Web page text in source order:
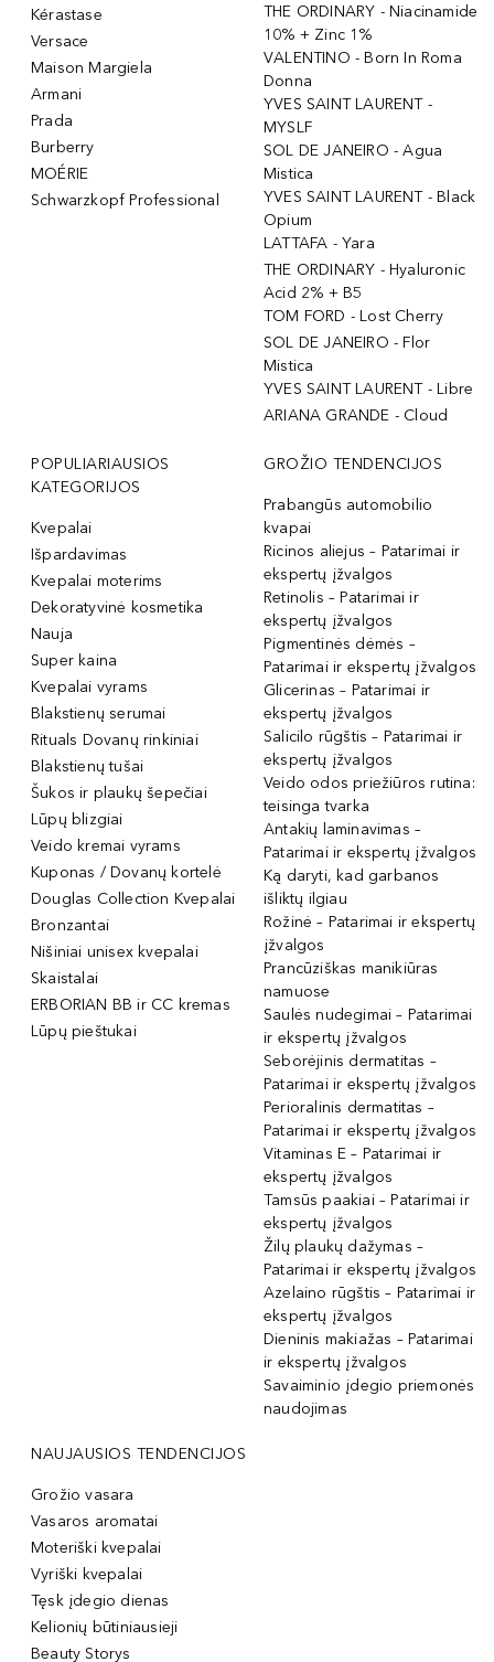
Kérastase
Versace
Maison Margiela
Armani
Prada
Burberry
MOÉRIE
Schwarzkopf Professional
THE ORDINARY - Niacinamide
10% + Zinc 1%
VALENTINO - Born In Roma
Donna
YVES SAINT LAURENT -
MYSLF
SOL DE JANEIRO - Agua
Mistica
YVES SAINT LAURENT - Black
Opium
LATTAFA - Yara
THE ORDINARY - Hyaluronic
Acid 2% + B5
TOM FORD - Lost Cherry
SOL DE JANEIRO - Flor
Mistica
YVES SAINT LAURENT - Libre
ARIANA GRANDE - Cloud
POPULIARIAUSIOS
KATEGORIJOS
Kvepalai
Išpardavimas
Kvepalai moterims
Dekoratyvinė kosmetika
Nauja
Super kaina
Kvepalai vyrams
Blakstienų serumai
Rituals Dovanų rinkiniai
Blakstienų tušai
Šukos ir plaukų šepečiai
Lūpų blizgiai
Veido kremai vyrams
Kuponas / Dovanų kortelė
Douglas Collection Kvepalai
Bronzantai
Nišiniai unisex kvepalai
Skaistalai
ERBORIAN BB ir CC kremas
Lūpų pieštukai
GROŽIO TENDENCIJOS
Prabangūs automobilio
kvapai
Ricinos aliejus – Patarimai ir
ekspertų įžvalgos
Retinolis – Patarimai ir
ekspertų įžvalgos
Pigmentinės dėmės –
Patarimai ir ekspertų įžvalgos
Glicerinas – Patarimai ir
ekspertų įžvalgos
Salicilo rūgštis – Patarimai ir
ekspertų įžvalgos
Veido odos priežiūros rutina:
teisinga tvarka
Antakių laminavimas –
Patarimai ir ekspertų įžvalgos
Ką daryti, kad garbanos
išliktų ilgiau
Rožinė – Patarimai ir ekspertų
įžvalgos
Prancūziškas manikiūras
namuose
Saulės nudegimai – Patarimai
ir ekspertų įžvalgos
Seborėjinis dermatitas –
Patarimai ir ekspertų įžvalgos
Perioralinis dermatitas –
Patarimai ir ekspertų įžvalgos
Vitaminas E – Patarimai ir
ekspertų įžvalgos
Tamsūs paakiai – Patarimai ir
ekspertų įžvalgos
Žilų plaukų dažymas –
Patarimai ir ekspertų įžvalgos
Azelaino rūgštis – Patarimai ir
ekspertų įžvalgos
Dieninis makiažas – Patarimai
ir ekspertų įžvalgos
Savaiminio įdegio priemonės
naudojimas
NAUJAUSIOS TENDENCIJOS
Grožio vasara
Vasaros aromatai
Moteriški kvepalai
Vyriški kvepalai
Tęsk įdegio dienas
Kelionių būtiniausieji
Beauty Storys